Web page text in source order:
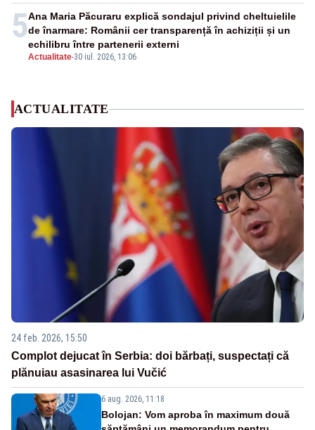
5
Actualitate-30 iul. 2026, 13:06
Ana Maria Păcuraru explică sondajul privind cheltuielile
de înarmare: Românii cer transparență în achiziții și un
echilibru între partenerii externi
ACTUALITATE
24 feb. 2026, 15:50
Complot dejucat în Serbia: doi bărbați, suspectați că
plănuiau asasinarea lui Vučić
6 aug. 2026, 11:18
Bolojan: Vom aproba în maximum două